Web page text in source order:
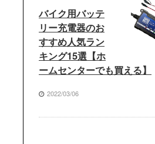
バイク用バッテ
リー充電器のお
すすめ人気ラン
キング15選【ホ
ームセンターでも買える】
2022/03/06